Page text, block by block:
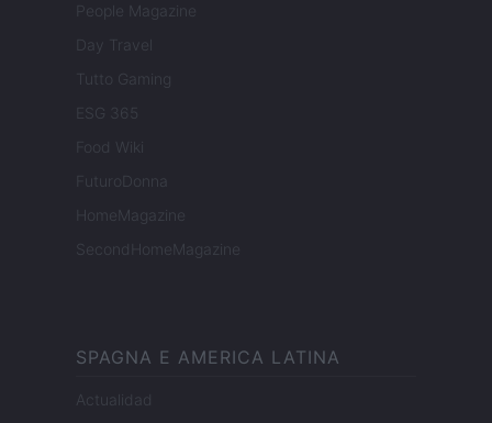
People Magazine
Day Travel
Tutto Gaming
ESG 365
Food Wiki
FuturoDonna
HomeMagazine
SecondHomeMagazine
SPAGNA E AMERICA LATINA
Actualidad